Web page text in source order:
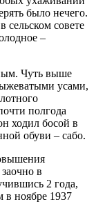
было нечего.
сельском совете
–
Чуть выше
усами,
полгода
ходил босой в
обуви – сабо.
в
2 года,
в ноябре 1937